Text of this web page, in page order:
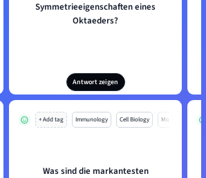
Symmetrieeigenschaften eines
Oktaeders?
Antwort zeigen
+ Add tag Immunology Cell Biology Mo
Was sind die markantesten